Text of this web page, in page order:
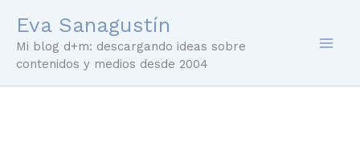
contenido
Eva Sanagustín
Mi blog d+m: descargando ideas sobre
contenidos y medios desde 2004